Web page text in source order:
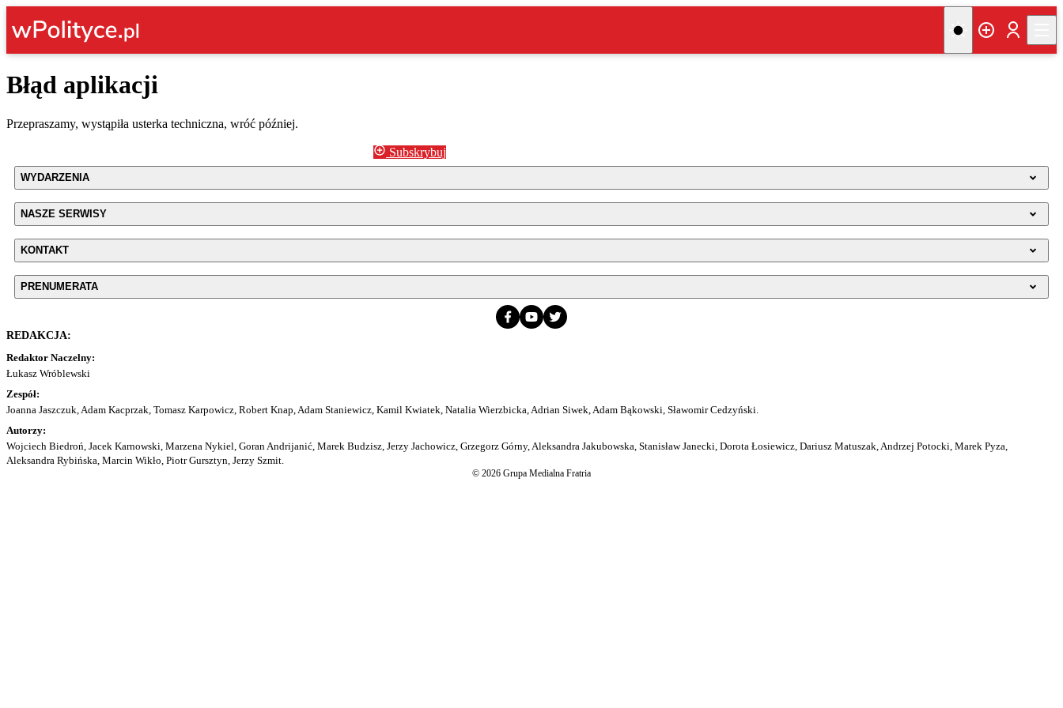
Błąd aplikacji
Przepraszamy, wystąpiła usterka techniczna, wróć później.
Subskrybuj
WYDARZENIA
NASZE SERWISY
KONTAKT
PRENUMERATA
REDAKCJA:
Redaktor Naczelny:
Łukasz Wróblewski
Zespół:
Joanna Jaszczuk, Adam Kacprzak, Tomasz Karpowicz, Robert Knap, Adam Staniewicz, Kamil Kwiatek, Natalia Wierzbicka, Adrian Siwek, Adam Bąkowski, Sławomir Cedzyński.
Autorzy:
Wojciech Biedroń, Jacek Karnowski, Marzena Nykiel, Goran Andrijanić, Marek Budzisz, Jerzy Jachowicz, Grzegorz Górny, Aleksandra Jakubowska, Stanisław Janecki, Dorota Łosiewicz, Dariusz Matuszak, Andrzej Potocki, Marek Pyza,
Aleksandra Rybińska, Marcin Wikło, Piotr Gursztyn, Jerzy Szmit.
© 2026 Grupa Medialna Fratria